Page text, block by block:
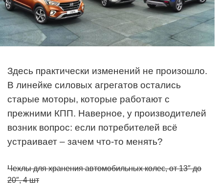
Здесь практически изменений не произошло.
В линейке силовых агрегатов остались
старые моторы, которые работают с
прежними КПП. Наверное, у производителей
возник вопрос: если потребителей всё
устраивает – зачем что-то менять?
Чехлы для хранения автомобильных колес, от 13″ до
20″, 4 шт